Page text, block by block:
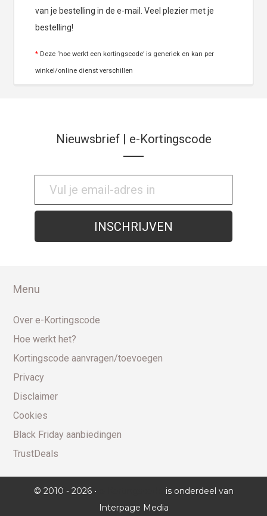
van je bestelling in de e-mail. Veel plezier met je
bestelling!
* Deze ‘hoe werkt een kortingscode’ is generiek en kan per
winkel/online dienst verschillen
Nieuwsbrief | e-Kortingscode
Menu
Over e-Kortingscode
Hoe werkt het?
Kortingscode aanvragen/toevoegen
Privacy
Disclaimer
Cookies
Black Friday aanbiedingen
TrustDeals
© 2010 - 2026 •
is onderdeel van
Interpage Media